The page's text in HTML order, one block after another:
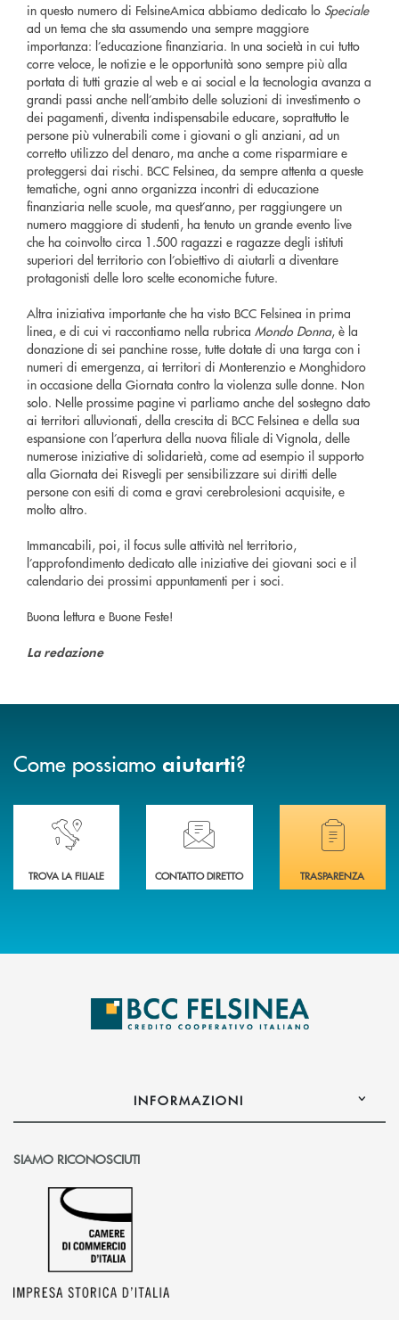
in questo numero di FelsineAmica abbiamo dedicato lo Speciale
ad un tema che sta assumendo una sempre maggiore
importanza: l’educazione finanziaria. In una società in cui tutto
corre veloce, le notizie e le opportunità sono sempre più alla
portata di tutti grazie al web e ai social e la tecnologia avanza a
grandi passi anche nell’ambito delle soluzioni di investimento o
dei pagamenti, diventa indispensabile educare, soprattutto le
persone più vulnerabili come i giovani o gli anziani, ad un
corretto utilizzo del denaro, ma anche a come risparmiare e
proteggersi dai rischi. BCC Felsinea, da sempre attenta a queste
tematiche, ogni anno organizza incontri di educazione
finanziaria nelle scuole, ma quest’anno, per raggiungere un
numero maggiore di studenti, ha tenuto un grande evento live
che ha coinvolto circa 1.500 ragazzi e ragazze degli istituti
superiori del territorio con l’obiettivo di aiutarli a diventare
protagonisti delle loro scelte economiche future.
Altra iniziativa importante che ha visto BCC Felsinea in prima
linea, e di cui vi raccontiamo nella rubrica Mondo Donna, è la
donazione di sei panchine rosse, tutte dotate di una targa con i
numeri di emergenza, ai territori di Monterenzio e Monghidoro
in occasione della Giornata contro la violenza sulle donne. Non
solo. Nelle prossime pagine vi parliamo anche del sostegno dato
ai territori alluvionati, della crescita di BCC Felsinea e della sua
espansione con l’apertura della nuova filiale di Vignola, delle
numerose iniziative di solidarietà, come ad esempio il supporto
alla Giornata dei Risvegli per sensibilizzare sui diritti delle
persone con esiti di coma e gravi cerebrolesioni acquisite, e
molto altro.
Immancabili, poi, il focus sulle attività nel territorio,
l’approfondimento dedicato alle iniziative dei giovani soci e il
calendario dei prossimi appuntamenti per i soci.
Buona lettura e Buone Feste!
La redazione
Come possiamo aiutarti?
Accedi all' elenco completo delle nostre&nbsp; filiali .
TROVA LA FILIALE
Ti serve assistenza immediata? Contattaci!
CONTATTO DIRETTO
Hai bisogno di
TRASPARENZA
INFORMAZIONI
SIAMO RICONOSCIUTI